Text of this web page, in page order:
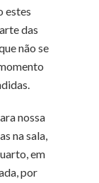
estes
das
não se
nossa
na sala,
em
por